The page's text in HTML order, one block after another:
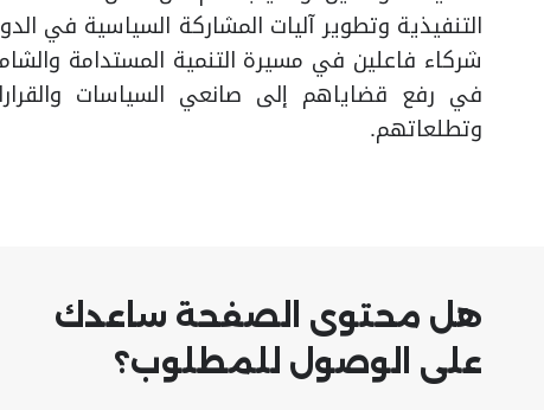
التنفيذية وتطوير آليات المشاركة السياسية في
شركاء فاعلين في مسيرة التنمية المستدامة
في رفع قضاياهم إلى صانعي السياسات
وتطلعاتهم.
هل محتوى الصفحة ساعدك
على الوصول للمطلوب؟